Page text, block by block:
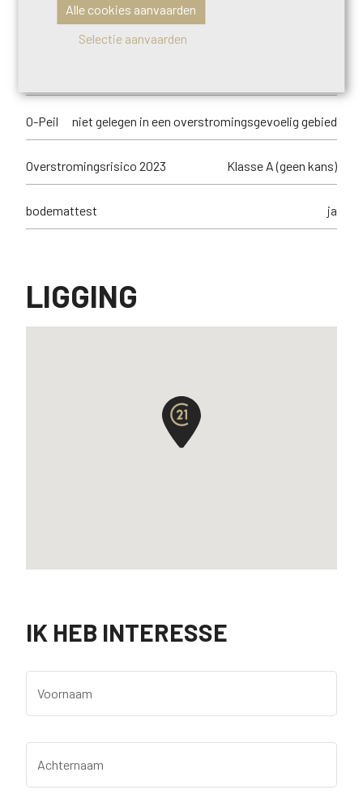
dagvaardingstype
geen rechterlijke herstelmaatregel of
bestuurlijke maatregel opgelegd
O-Peil niet gelegen in een overstromingsgevoelig gebied
Overstromingsrisico 2023 Klasse A (geen kans)
bodemattest ja
LIGGING
IK HEB INTERESSE
Voornaam
Achternaam
Alle cookies aanvaarden
Selectie aanvaarden